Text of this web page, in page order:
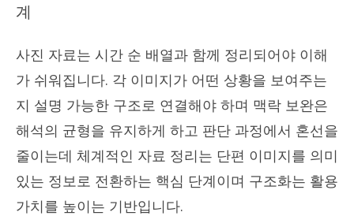
계
사진 자료는 시간 순 배열과 함께 정리되어야 이해
가 쉬워집니다. 각 이미지가 어떤 상황을 보여주는
지 설명 가능한 구조로 연결해야 하며 맥락 보완은
해석의 균형을 유지하게 하고 판단 과정에서 혼선을
줄이는데 체계적인 자료 정리는 단편 이미지를 의미
있는 정보로 전환하는 핵심 단계이며 구조화는 활용
가치를 높이는 기반입니다.